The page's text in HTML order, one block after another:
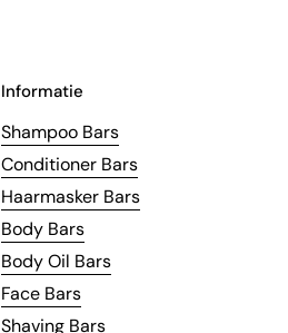
Informatie
Shampoo Bars
Conditioner Bars
Haarmasker Bars
Body Bars
Body Oil Bars
Face Bars
Shaving Bars